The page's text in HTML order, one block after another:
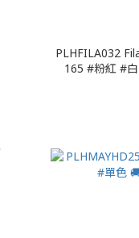
PLHFILA032
165 #粉紅 #